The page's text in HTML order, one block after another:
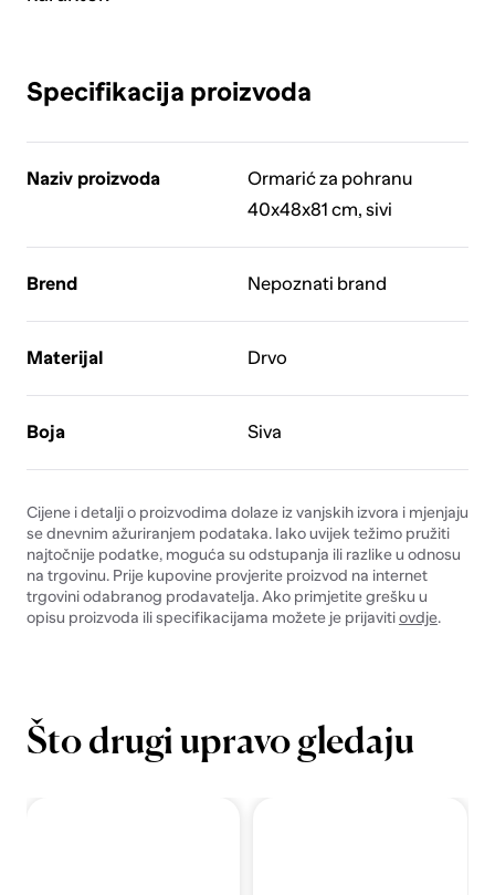
Specifikacija proizvoda
Naziv proizvoda
Ormarić za pohranu
40x48x81 cm, sivi
Brend Nepoznati brand
Materijal Drvo
Boja Siva
Cijene i detalji o proizvodima dolaze iz vanjskih izvora i mjenjaju
se dnevnim ažuriranjem podataka. Iako uvijek težimo pružiti
najtočnije podatke, moguća su odstupanja ili razlike u odnosu
na trgovinu. Prije kupovine provjerite proizvod na internet
trgovini odabranog prodavatelja. Ako primjetite grešku u
opisu proizvoda ili specifikacijama možete je prijavitiovdje.
Što drugi upravo gledaju